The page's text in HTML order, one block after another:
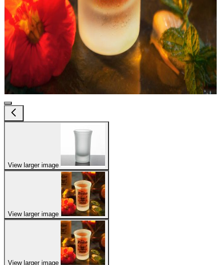
View larger image
View larger image
View larger image